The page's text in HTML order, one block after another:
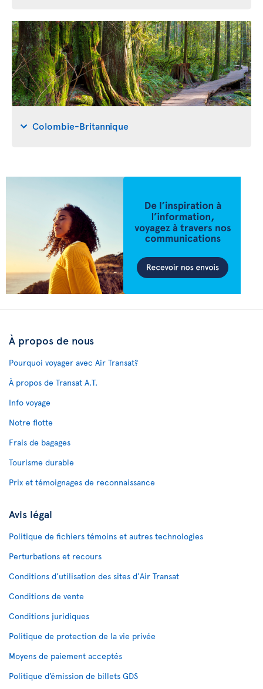
Colombie-Britannique
À propos de nous
Pourquoi voyager avec Air Transat?
À propos de Transat A.T.
Info voyage
Notre flotte
Frais de bagages
Tourisme durable
Prix et témoignages de reconnaissance
Avis légal
Politique de fichiers témoins et autres technologies
Perturbations et recours
Conditions d’utilisation des sites d'Air Transat
Conditions de vente
Conditions juridiques
Politique de protection de la vie privée
Moyens de paiement acceptés
Politique d’émission de billets GDS